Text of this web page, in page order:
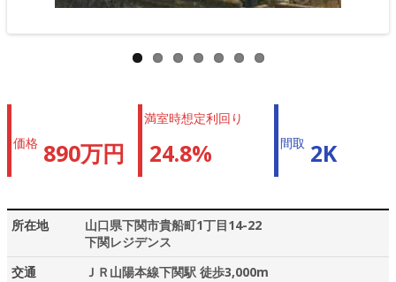
価格 890万円
満室時想定利回り
24.8% 間取 2K
所在地
山口県下関市貴船町1丁目14-22
下関レジデンス
交通
ＪＲ山陽本線下関駅 徒歩3,000m